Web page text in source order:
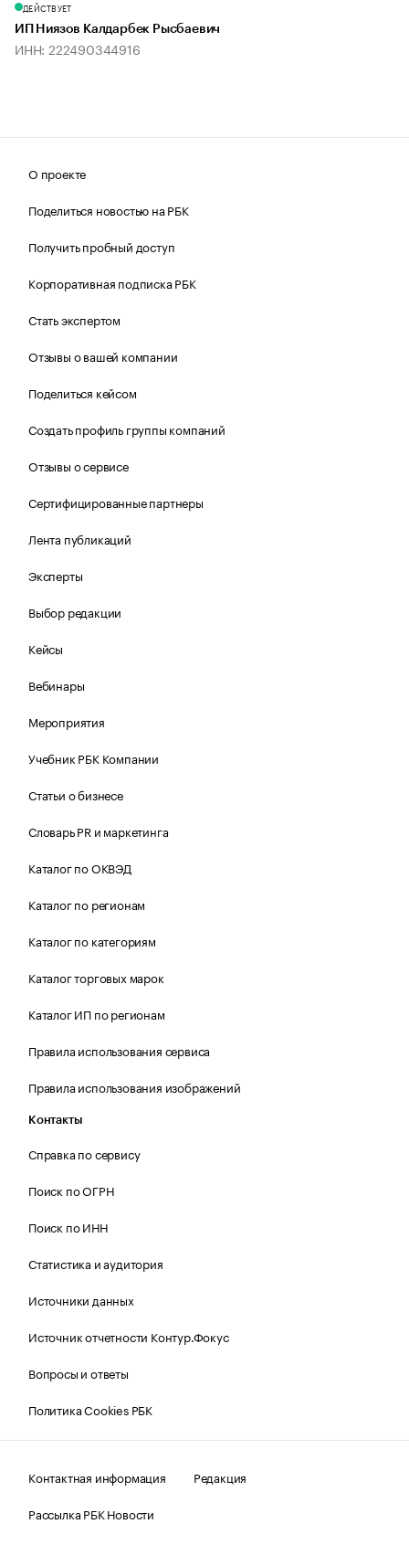
ДЕЙСТВУЕТ
ИП Ниязов Калдарбек Рысбаевич
ИНН: 222490344916
О проекте
Поделиться новостью на РБК
Получить пробный доступ
Корпоративная подписка РБК
Стать экспертом
Отзывы о вашей компании
Поделиться кейсом
Создать профиль группы компаний
Отзывы о сервисе
Сертифицированные партнеры
Лента публикаций
Эксперты
Выбор редакции
Кейсы
Вебинары
Мероприятия
Учебник РБК Компании
Статьи о бизнесе
Словарь PR и маркетинга
Каталог по ОКВЭД
Каталог по регионам
Каталог по категориям
Каталог торговых марок
Каталог ИП по регионам
Правила использования сервиса
Правила использования изображений
Контакты
Справка по сервису
Поиск по ОГРН
Поиск по ИНН
Статистика и аудитория
Источники данных
Источник отчетности Контур.Фокус
Вопросы и ответы
Политика Cookies РБК
Контактная информация
Редакция
Рассылка РБК Новости